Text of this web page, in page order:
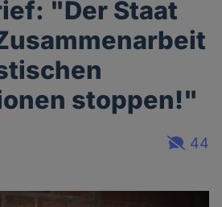
"Der Staat
stoppen!"
44